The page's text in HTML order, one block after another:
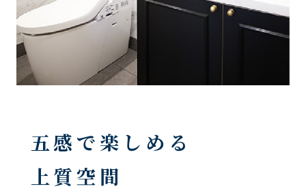
五感で楽しめる
上質空間